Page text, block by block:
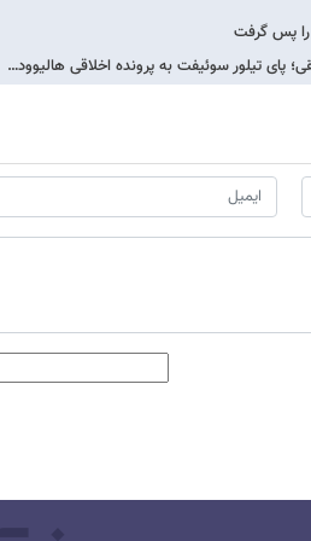
را پس گرفت
پای تیلور سوئیفت به پرونده اخلاقی هالیوود…